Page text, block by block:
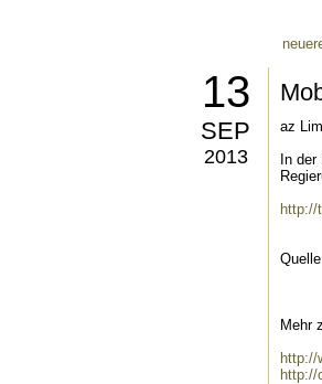
13
SEP
2013
az
In
http://
Mehr
http://
http://